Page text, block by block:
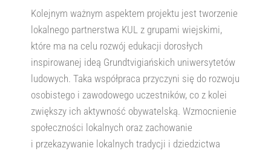
Kolejnym ważnym aspektem projektu jest tworzenie
lokalnego partnerstwa KUL z grupami wiejskimi,
które ma na celu rozwój edukacji dorosłych
inspirowanej ideą Grundtvigiańskich uniwersytetów
ludowych. Taka współpraca przyczyni się do rozwoju
osobistego i zawodowego uczestników, co z kolei
zwiększy ich aktywność obywatelską. Wzmocnienie
społeczności lokalnych oraz zachowanie
i przekazywanie lokalnych tradycji i dziedzictwa